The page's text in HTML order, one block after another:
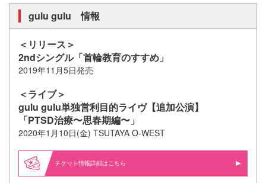
gulu gulu 情報
＜リリース＞
2ndシングル「首輪教育のすすめ」
2019年11月5日発売
＜ライブ＞
gulu gulu単独営利目的ライヴ【追加公演】
「PTSD治療〜思春期編〜」
2020年1月10日(金) TSUTAYA O-WEST
情報詳細はこちら